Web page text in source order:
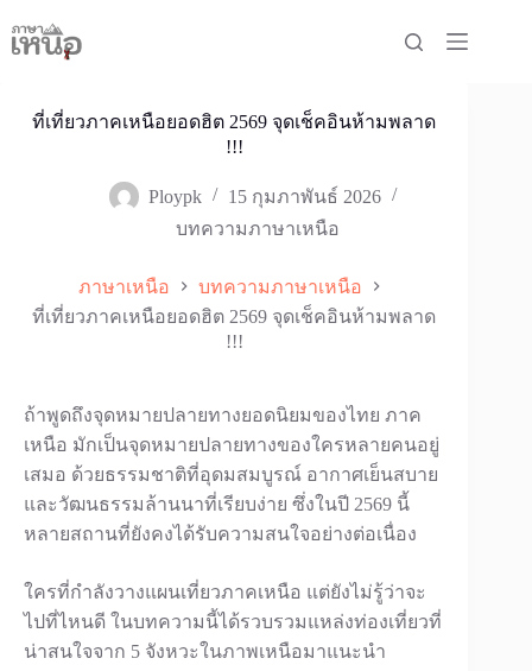
to
content
ที่เที่ยวภาคเหนือยอดฮิต 2569 จุดเช็คอินห้ามพลาด
!!!
Ploypk
15 กุมภาพันธ์ 2026
บทความภาษาเหนือ
ภาษาเหนือ
บทความภาษาเหนือ
ที่เที่ยวภาคเหนือยอดฮิต 2569 จุดเช็คอินห้ามพลาด
!!!
ถ้าพูดถึงจุดหมายปลายทางยอดนิยมของไทย ภาค
เหนือ มักเป็นจุดหมายปลายทางของใครหลายคนอยู่
เสมอ ด้วยธรรมชาติที่อุดมสมบูรณ์ อากาศเย็นสบาย
และวัฒนธรรมล้านนาที่เรียบง่าย ซึ่งในปี 2569 นี้
หลายสถานที่ยังคงได้รับความสนใจอย่างต่อเนื่อง
ใครที่กำลังวางแผนเที่ยวภาคเหนือ แต่ยังไม่รู้ว่าจะ
ไปที่ไหนดี ในบทความนี้ได้รวบรวมแหล่งท่องเที่ยวที่
น่าสนใจจาก 5 จังหวะในภาพเหนือมาแนะนำ